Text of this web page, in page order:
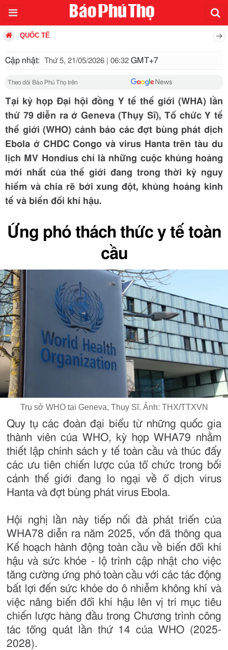
QUỐC TẾ
Cập nhật: Thứ 5, 21/05/2026 | 06:32 GMT+7
Theo dõi Báo Phú Thọ trên
Tại kỳ họp Đại hội đồng Y tế thế giới (WHA) lần
thứ 79 diễn ra ở Geneva (Thụy Sĩ), Tổ chức Y tế
thế giới (WHO) cảnh báo các đợt bùng phát dịch
Ebola ở CHDC Congo và virus Hanta trên tàu du
lịch MV Hondius chỉ là những cuộc khủng hoảng
mới nhất của thế giới đang trong thời kỳ nguy
hiểm và chia rẽ bởi xung đột, khủng hoảng kinh
tế và biến đổi khí hậu.
Ứng phó thách thức y tế toàn
cầu
Trụ sở WHO tại Geneva, Thụy Sĩ. Ảnh: THX/TTXVN
Quy tụ các đoàn đại biểu từ những quốc gia
thành viên của WHO, kỳ họp WHA79 nhằm
thiết lập chính sách y tế toàn cầu và thúc đẩy
các ưu tiên chiến lược của tổ chức trong bối
cảnh thế giới đang lo ngại về ổ dịch virus
Hanta và đợt bùng phát virus Ebola.
Hội nghị lần này tiếp nối đà phát triển của
WHA78 diễn ra năm 2025, vốn đã thông qua
Kế hoạch hành động toàn cầu về biến đổi khí
hậu và sức khỏe - lộ trình cập nhật cho việc
tăng cường ứng phó toàn cầu với các tác động
bất lợi đến sức khỏe do ô nhiễm không khí và
việc nâng biến đổi khí hậu lên vị trí mục tiêu
chiến lược hàng đầu trong Chương trình công
tác tổng quát lần thứ 14 của WHO (2025-
2028).